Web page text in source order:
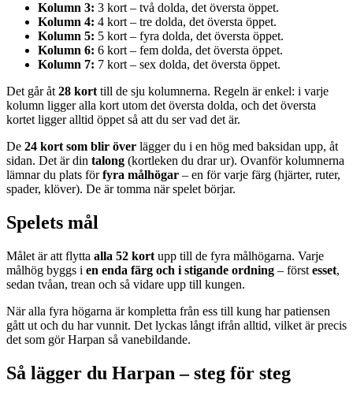
Kolumn 3: 3 kort – två dolda, det översta öppet.
Kolumn 4: 4 kort – tre dolda, det översta öppet.
Kolumn 5: 5 kort – fyra dolda, det översta öppet.
Kolumn 6: 6 kort – fem dolda, det översta öppet.
Kolumn 7: 7 kort – sex dolda, det översta öppet.
Det går åt28 korttill de sju kolumnerna. Regeln är enkel: i varje
kolumn ligger alla kort utom det översta dolda, och det översta
kortet ligger alltid öppet så att du ser vad det är.
De 24 kort som blir över lägger du i en hög med baksidan upp, åt
sidan. Det är din talong (kortleken du drar ur). Ovanför kolumnerna
lämnar du plats förfyra målhögar – en för varje färg (hjärter, ruter,
spader, klöver). De är tomma när spelet börjar.
Spelets mål
Målet är att flytta alla 52 kort upp till de fyra målhögarna. Varje
målhög byggs i en enda färg och i stigande ordning – först esset,
sedan tvåan, trean och så vidare upp till kungen.
När alla fyra högarna är kompletta från ess till kung har patiensen
gått ut och du har vunnit. Det lyckas långt ifrån alltid, vilket är precis
det som gör Harpan så vanebildande.
Så lägger du Harpan – steg för steg